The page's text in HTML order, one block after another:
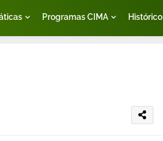
Programas CIMA Histórico